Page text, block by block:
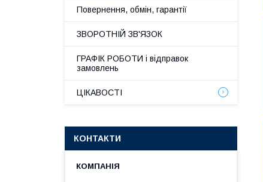
Повернення, обмін, гарантії
ЗВОРОТНІЙ ЗВ'ЯЗОК
ГРАФІК РОБОТИ і відправок
замовлень
ЦІКАВОСТІ
КОНТАКТИ